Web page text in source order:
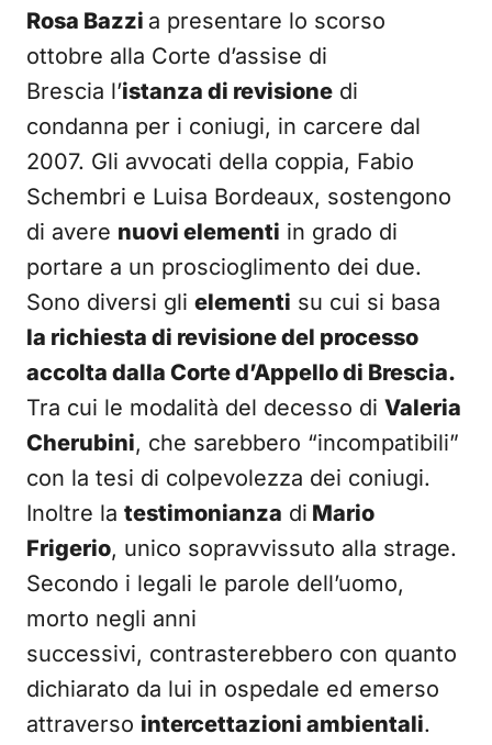
Rosa Bazzi a presentare lo scorso
ottobre alla Corte d’assise di
Brescia l’istanza di revisione di
condanna per i coniugi, in carcere dal
2007. Gli avvocati della coppia, Fabio
Schembri e Luisa Bordeaux, sostengono
di avere nuovi elementi in grado di
portare a un proscioglimento dei due.
Sono diversi gli elementi su cui si basa
la richiesta di revisione del processo
accolta dalla Corte d’Appello di Brescia.
Tra cui le modalità del decesso di Valeria
Cherubini, che sarebbero “incompatibili”
con la tesi di colpevolezza dei coniugi.
Inoltre la testimonianza di Mario
Frigerio, unico sopravvissuto alla strage.
Secondo i legali le parole dell’uomo,
morto negli anni
successivi, contrasterebbero con quanto
dichiarato da lui in ospedale ed emerso
attraverso intercettazioni ambientali.